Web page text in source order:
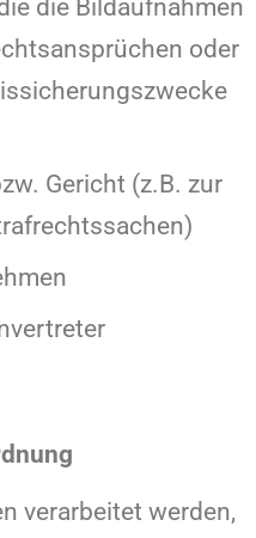
die Bildaufnahmen
oder
Gericht (z.B. zur
verarbeitet werden,